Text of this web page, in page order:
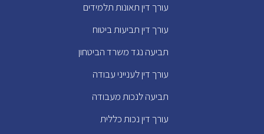
עורך דין תאונות תלמידים
עורך דין תביעות ביטוח
תביעה נגד משרד הביטחון
עורך דין לענייני עבודה
תביעה לנכות מעבודה
עורך דין נכות כללית